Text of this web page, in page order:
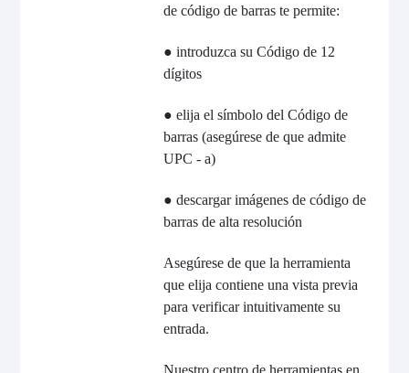
de código de barras te permite:
● introduzca su Código de 12
dígitos
● elija el símbolo del Código de
barras (asegúrese de que admite
UPC - a)
● descargar imágenes de código de
barras de alta resolución
Asegúrese de que la herramienta
que elija contiene una vista previa
para verificar intuitivamente su
entrada.